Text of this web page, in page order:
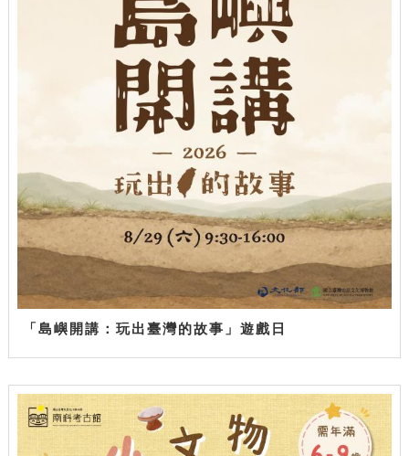
「島嶼開講：玩出臺灣的故事」遊戲日